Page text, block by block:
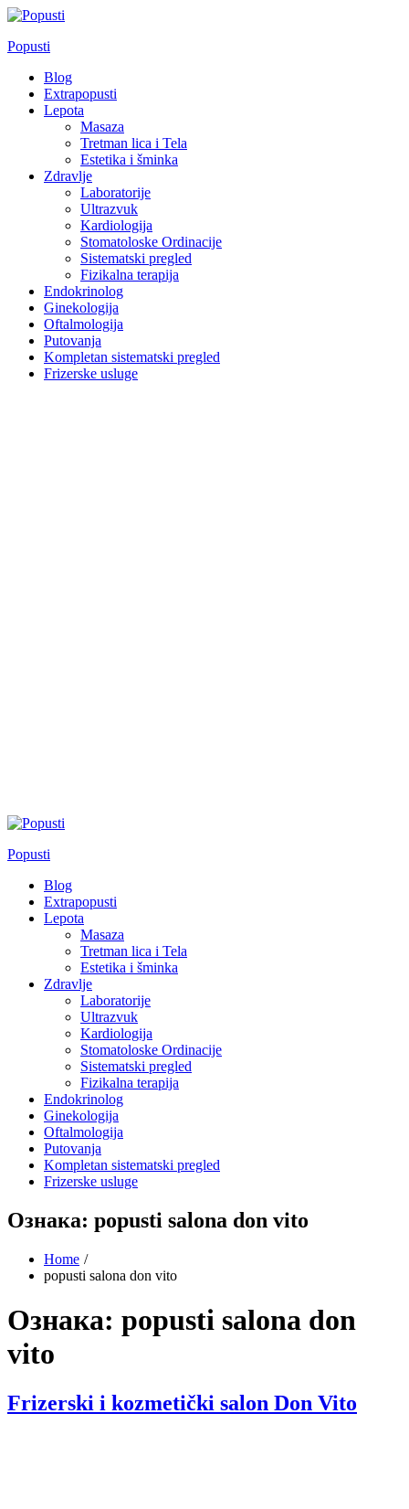
Skip
content
Popusti
Blog
Extrapopusti
Lepota
Masaza
Tretman lica i Tela
Estetika i šminka
Zdravlje
Laboratorije
Ultrazvuk
Kardiologija
Stomatoloske Ordinacije
Sistematski pregled
Fizikalna terapija
Endokrinolog
Ginekologija
Oftalmologija
Putovanja
Kompletan sistematski pregled
Frizerske usluge
Popusti
Blog
Extrapopusti
Lepota
Masaza
Tretman lica i Tela
Estetika i šminka
Zdravlje
Laboratorije
Ultrazvuk
Kardiologija
Stomatoloske Ordinacije
Sistematski pregled
Fizikalna terapija
Endokrinolog
Ginekologija
Oftalmologija
Putovanja
Kompletan sistematski pregled
Frizerske usluge
Ознака: popusti salona don vito
Home
popusti salona don vito
Ознака: popusti salona don
vito
Frizerski i kozmetički salon Don Vito